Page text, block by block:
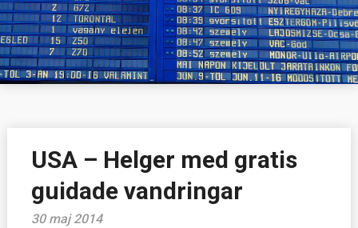
Jordenrunt.nu
Tusen Restips från hela världen
USA – Helger med gratis
guidade vandringar
30 maj 2014